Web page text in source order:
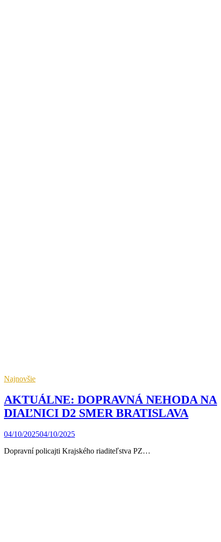
Najnovšie
AKTUÁLNE: DOPRAVNÁ NEHODA NA
DIAĽNICI D2 SMER BRATISLAVA
04/10/202504/10/2025
Dopravní policajti Krajského riaditeľstva PZ…